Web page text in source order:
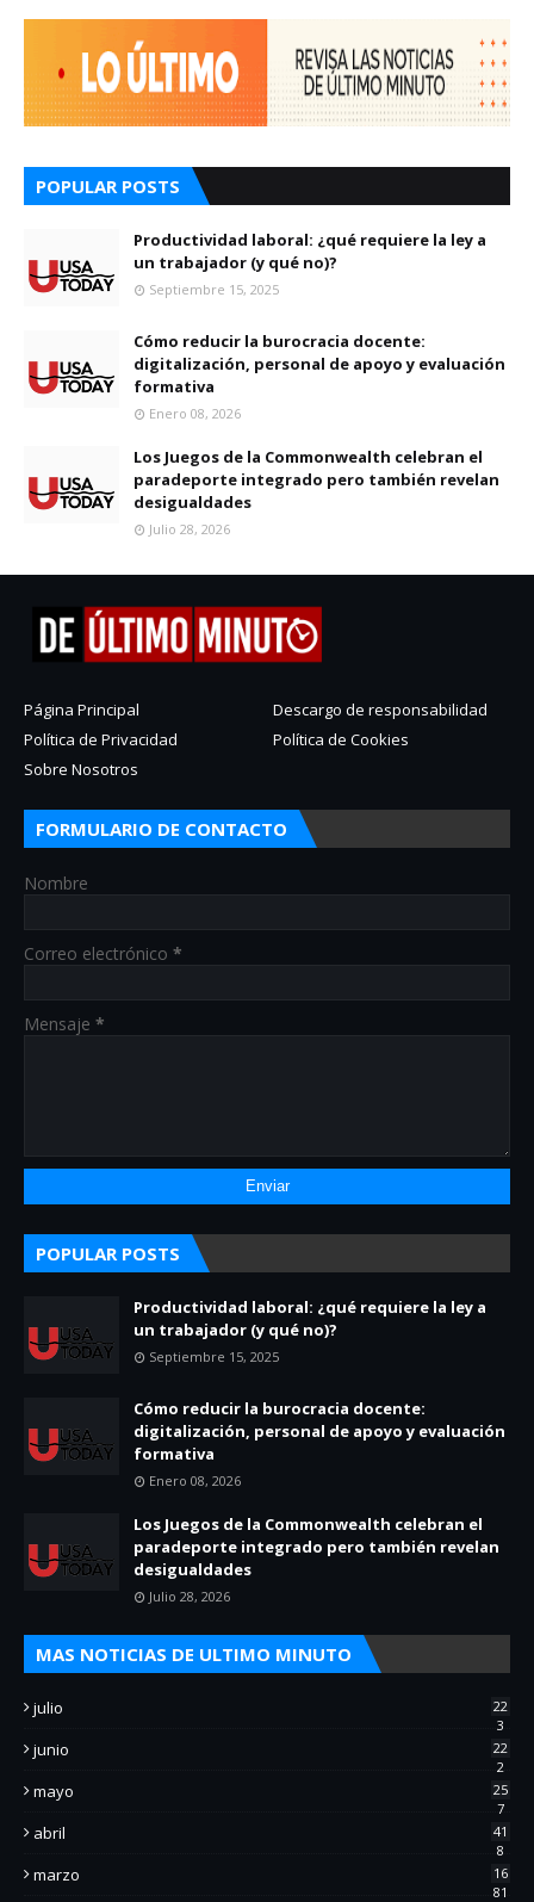
POPULAR POSTS
Productividad laboral: ¿qué requiere la ley a
un trabajador (y qué no)?
Septiembre 15, 2025
Cómo reducir la burocracia docente:
digitalización, personal de apoyo y evaluación
formativa
Enero 08, 2026
Los Juegos de la Commonwealth celebran el
paradeporte integrado pero también revelan
desigualdades
Julio 28, 2026
Página Principal
Descargo de responsabilidad
Política de Privacidad
Política de Cookies
Sobre Nosotros
FORMULARIO DE CONTACTO
Nombre
Correo electrónico *
Mensaje *
POPULAR POSTS
Productividad laboral: ¿qué requiere la ley a
un trabajador (y qué no)?
Septiembre 15, 2025
Cómo reducir la burocracia docente:
digitalización, personal de apoyo y evaluación
formativa
Enero 08, 2026
Los Juegos de la Commonwealth celebran el
paradeporte integrado pero también revelan
desigualdades
Julio 28, 2026
MAS NOTICIAS DE ULTIMO MINUTO
julio
22
3
junio
22
2
mayo
25
7
abril
41
8
marzo
16
81